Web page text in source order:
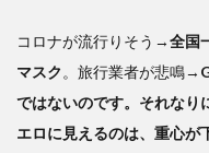
コロナが流行りそう→全国
マスク 。旅行業者が悲鳴→
ではないのです。それなり
エロに見えるのは、重心が